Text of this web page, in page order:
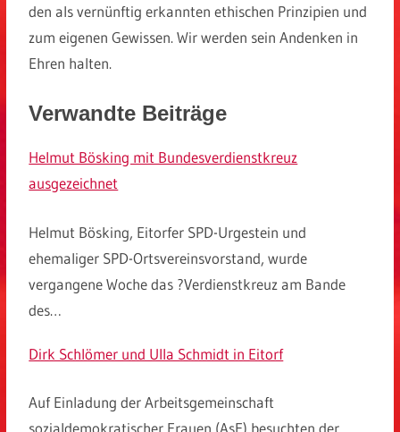
den als vernünftig erkannten ethischen Prinzipien und
zum eigenen Gewissen. Wir werden sein Andenken in
Ehren halten.
Verwandte Beiträge
Helmut Bösking mit Bundesverdienstkreuz
ausgezeichnet
Helmut Bösking, Eitorfer SPD-Urgestein und
ehemaliger SPD-Ortsvereinsvorstand, wurde
vergangene Woche das ?Verdienstkreuz am Bande
des…
Dirk Schlömer und Ulla Schmidt in Eitorf
Auf Einladung der Arbeitsgemeinschaft
sozialdemokratischer Frauen (AsF) besuchten der